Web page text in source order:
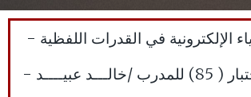
الإلكترونية في القدرات اللفظية -
الجديدة - الاختبار ( 85) للمدرب /خالـــد عبيــــد -